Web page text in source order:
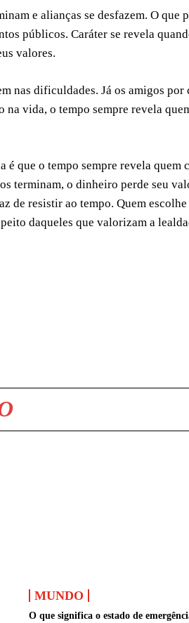
e alianças se desfazem. O que
públicos. Caráter se revela
valores.
nas dificuldades. Já os amigos
vida, o tempo sempre revela
que o tempo sempre revela quem
terminam, o dinheiro perde seu
de resistir ao tempo. Quem
daqueles que valorizam a
MUNDO
O que significa o estado de